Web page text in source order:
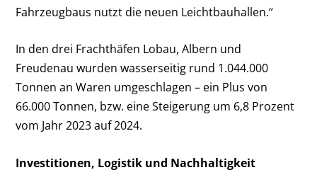
Fahrzeugbaus nutzt die neuen Leichtbauhallen.“
In den drei Frachthäfen Lobau, Albern und
Freudenau wurden wasserseitig rund 1.044.000
Tonnen an Waren umgeschlagen – ein Plus von
66.000 Tonnen, bzw. eine Steigerung um 6,8 Prozent
vom Jahr 2023 auf 2024.
Investitionen, Logistik und Nachhaltigkeit